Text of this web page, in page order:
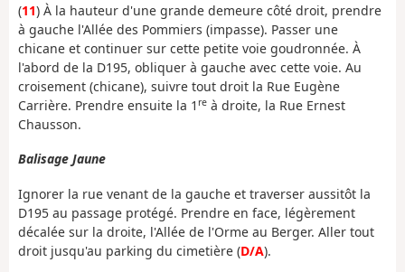
(11) À la hauteur d'une grande demeure côté droit, prendre
à gauche l'Allée des Pommiers (impasse). Passer une
chicane et continuer sur cette petite voie goudronnée. À
l'abord de la D195, obliquer à gauche avec cette voie. Au
croisement (chicane), suivre tout droit la Rue Eugène
Carrière. Prendre ensuite la 1 re à droite, la Rue Ernest
Chausson.
Balisage Jaune
Ignorer la rue venant de la gauche et traverser aussitôt la
D195 au passage protégé. Prendre en face, légèrement
décalée sur la droite, l'Allée de l'Orme au Berger. Aller tout
droit jusqu'au parking du cimetière (D/A).